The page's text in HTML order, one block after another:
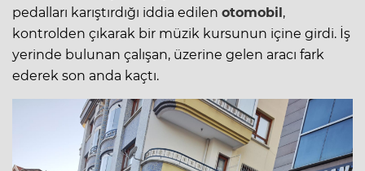
pedalları karıştırdığı iddia edilen otomobil,
kontrolden çıkarak bir müzik kursunun içine girdi. İş
yerinde bulunan çalışan, üzerine gelen aracı fark
ederek son anda kaçtı.